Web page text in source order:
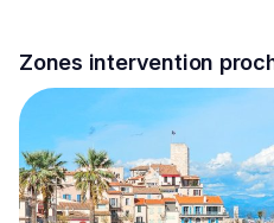
Zones intervention
Go to Pare-Brise Antibes